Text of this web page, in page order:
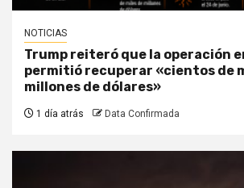
NOTICIAS
Trump reiteró que la operación
permitió recuperar «cientos de
millones de dólares»
1 día atrás Data Confirmada